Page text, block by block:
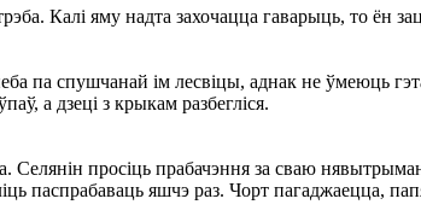
Калі яму надта захочацца гаварыць, то ён
па спушчанай ім лесвіцы, аднак не ўмеюць
а дзеці з крыкам разбегліся.
Селянін просіць прабачэння за сваю
паспрабаваць яшчэ раз. Чорт пагаджаецца,